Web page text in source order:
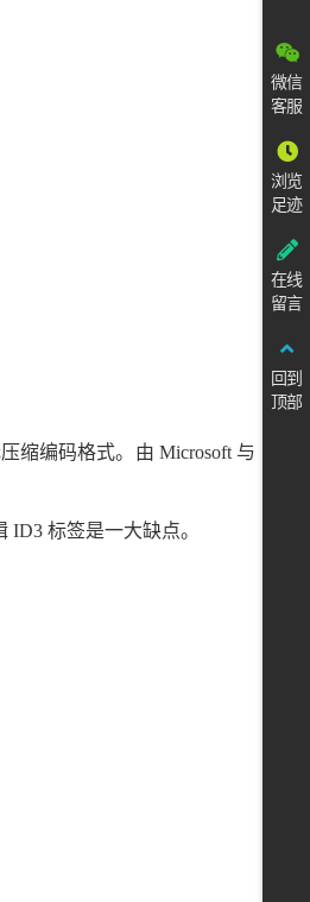
缩编码格式。由 Microsoft 与
标签是一大缺点。
微信
客服
浏览
足迹
在线
留言
回到
顶部